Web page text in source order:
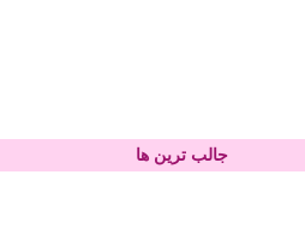
جالب ترین ها